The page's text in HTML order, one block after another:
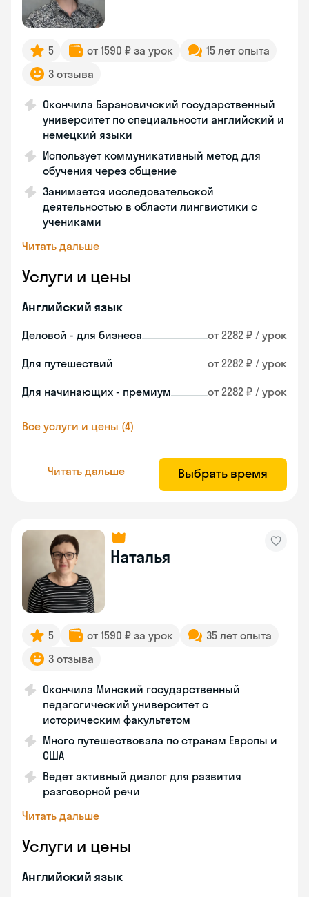
5 от 1590 ₽ за урок
15 лет опыта
3 отзыва
Окончила Барановичский государственный
университет по специальности английский и
немецкий языки
Использует коммуникативный метод для
обучения через общение
Занимается исследовательской
деятельностью в области лингвистики с
учениками
Читать дальше
Услуги и цены
Английский язык
Деловой - для бизнеса от 2282 ₽ / урок
Для путешествий от 2282 ₽ / урок
Для начинающих - премиум от 2282 ₽ / урок
Все услуги и цены (4)
Читать дальше Выбрать время
Наталья
5 от 1590 ₽ за урок
35 лет опыта
3 отзыва
Окончила Минский государственный
педагогический университет с
историческим факультетом
Много путешествовала по странам Европы и
США
Ведет активный диалог для развития
разговорной речи
Читать дальше
Услуги и цены
Английский язык